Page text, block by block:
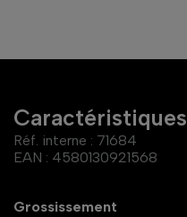
Caractéristiques
Réf. interne : 71684
EAN : 4580130921568
Grossissement